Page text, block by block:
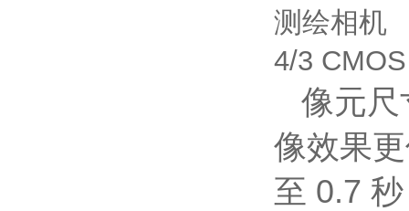
测绘相机
4/3
像元尺
像效果
至 0.7